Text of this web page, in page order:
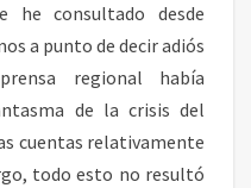
he consultado desde
a punto de decir adiós
regional había
de la crisis del
cuentas relativamente
todo esto no resultó